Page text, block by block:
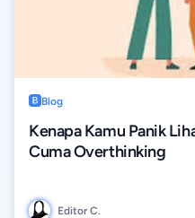
Blog
Kenapa Kamu Panik
Cuma Overthinking
Editor C.